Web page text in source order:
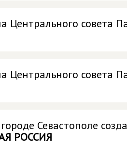
Центрального совета
Центрального совета
Севастополе
РОССИЯ